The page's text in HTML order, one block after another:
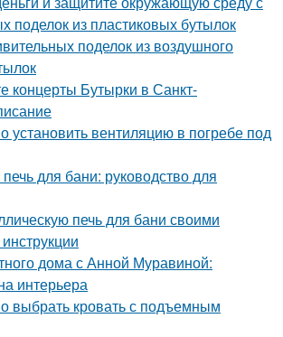
поделок из пластиковых бутылок
поделок из воздушного
концерты Бутырки в Санкт-
установить вентиляцию в погребе под
для бани: руководство для
печь для бани своими
дома с Анной Муравиной:
интерьера
выбрать кровать с подъемным